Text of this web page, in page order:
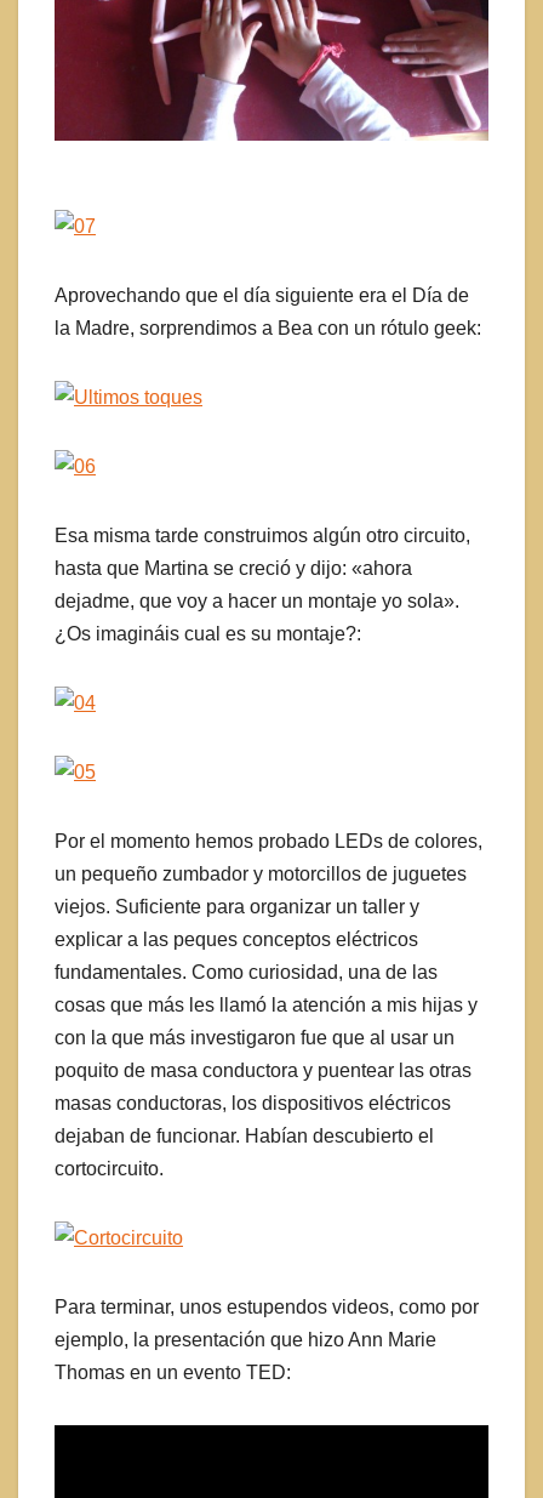
Aprovechando que el día siguiente era el Día de
la Madre, sorprendimos a Bea con un rótulo geek:
Esa misma tarde construimos algún otro circuito,
hasta que Martina se creció y dijo: «ahora
dejadme, que voy a hacer un montaje yo sola».
¿Os imagináis cual es su montaje?:
Por el momento hemos probado LEDs de colores,
un pequeño zumbador y motorcillos de juguetes
viejos. Suficiente para organizar un taller y
explicar a las peques conceptos eléctricos
fundamentales. Como curiosidad, una de las
cosas que más les llamó la atención a mis hijas y
con la que más investigaron fue que al usar un
poquito de masa conductora y puentear las otras
masas conductoras, los dispositivos eléctricos
dejaban de funcionar. Habían descubierto el
cortocircuito.
Para terminar, unos estupendos videos, como por
ejemplo, la presentación que hizo Ann Marie
Thomas en un evento TED: